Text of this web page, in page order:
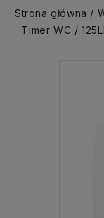
Strona główna
Timer WC